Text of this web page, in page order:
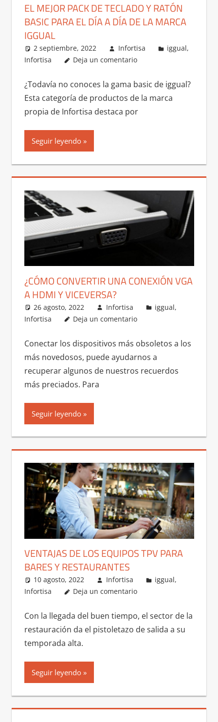
EL MEJOR PACK DE TECLADO Y RATÓN
BASIC PARA EL DÍA A DÍA DE LA MARCA
IGGUAL
2 septiembre, 2022 Infortisa iggual,
Infortisa
Deja un comentario
¿Todavía no conoces la gama basic de iggual?
Esta categoría de productos de la marca
propia de Infortisa destaca por
Seguir leyendo
¿CÓMO CONVERTIR UNA CONEXIÓN VGA
A HDMI Y VICEVERSA?
26 agosto, 2022 Infortisa iggual,
Infortisa
Deja un comentario
Conectar los dispositivos más obsoletos a los
más novedosos, puede ayudarnos a
recuperar algunos de nuestros recuerdos
más preciados. Para
Seguir leyendo
VENTAJAS DE LOS EQUIPOS TPV PARA
BARES Y RESTAURANTES
10 agosto, 2022 Infortisa iggual,
Infortisa
Deja un comentario
Con la llegada del buen tiempo, el sector de la
restauración da el pistoletazo de salida a su
temporada alta.
Seguir leyendo